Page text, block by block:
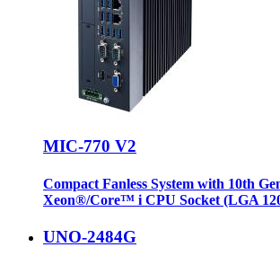
MIC-770 V2
Compact Fanless System with 10th
Xeon®/Core™ i CPU Socket (LGA
UNO-2484G